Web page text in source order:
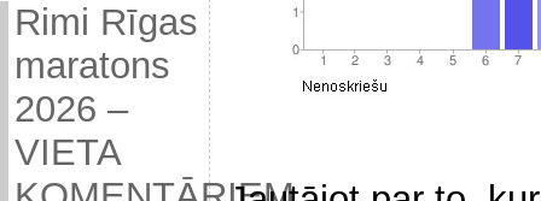
Rimi Rīgas
maratons
2026 –
VIETA